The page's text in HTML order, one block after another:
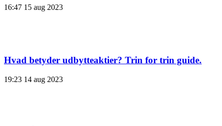
16:47 15 aug 2023
Hvad betyder udbytteaktier? Trin for trin guide.
19:23 14 aug 2023